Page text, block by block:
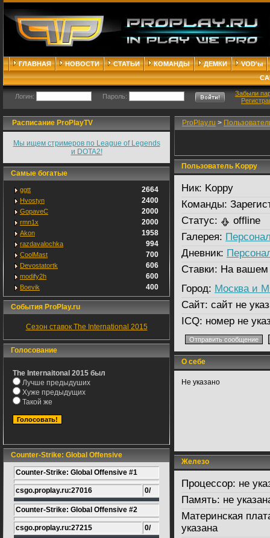
ГЛАВНАЯ НОВОСТИ СТАТЬИ КОМАНДЫ ДЕМКИ
VOD'ы
Логин: Пароль:
Забыли
Расписание ProPlayTV
Мы ищем стримеров по League of Legends
и DOTA2!
Самые богатые
ggtt 2664
Hvostyn 2400
GopaveC 2000
rmn1x 2000
Akon 1958
razdavalochka 994
CoolMast 700
Devostatortk 606
modify2h 600
Boevik 400
События ProPlay.ru
Сезон ставок The International 2015
Голосование
The Internaitonal 2015 был
Лучше предыдуших
Хуже предыдущих
Такой же
Counter-Strike: Global Offensive
Counter-Strike: Global Offensive #1
csgo.proplay.ru:27016 0/
Counter-Strike: Global Offensive #2
csgo.proplay.ru:27215 0/
ProPlay.ru >
Пользователь Koppy
Ник: Koppy
Команды:
Статус:
offline
Галерея:
Дневник:
Ставки: На вашем
Город: Москва и
Сайт: сайт не
ICQ: номер не
О себе
Не указано
Железо
Процессор: не
Память: не
Материнская
указана